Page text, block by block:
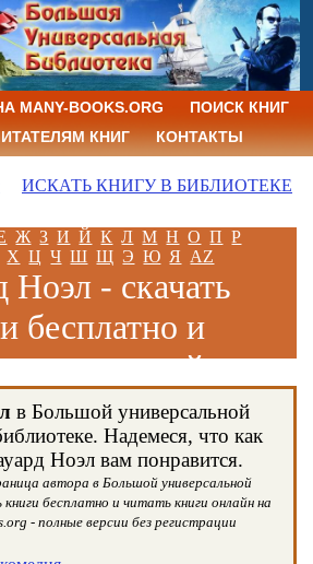
BOOKS.ORG
ПОИСК КНИГ
КНИГ
КОНТАКТЫ
ИСКАТЬ КНИГУ В БИБЛИОТЕКЕ
Ж З И Й К Л М Н О П Р
Х Ц Ч Ш Щ Э Ю Я AZ
Ноэл - скачать
бесплатно и
книги онлайн
в Большой универсальной
Надемеся, что как
Ноэл вам понравится.
автора в Большой универсальной
бесплатно и читать книги онлайн на
- полные версии без регистрации